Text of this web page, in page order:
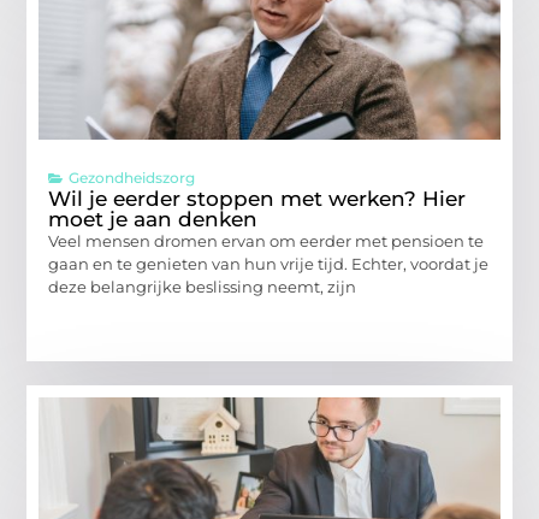
Gezondheidszorg
Wil je eerder stoppen met werken? Hier
moet je aan denken
Veel mensen dromen ervan om eerder met pensioen te
gaan en te genieten van hun vrije tijd. Echter, voordat je
deze belangrijke beslissing neemt, zijn